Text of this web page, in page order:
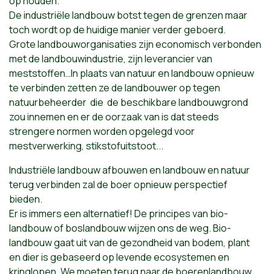
De industriële landbouw botst tegen de grenzen maar
toch wordt op de huidige manier verder geboerd.
Grote landbouworganisaties zijn economisch verbonden
met de landbouwindustrie, zijn leverancier van
meststoffen…In plaats van natuur en landbouw opnieuw
te verbinden zetten ze de landbouwer op tegen
natuurbeheerder die de beschikbare landbouwgrond
zou innemen en er de oorzaak van is dat steeds
strengere normen worden opgelegd voor
mestverwerking, stikstofuitstoot...
Industriële landbouw afbouwen en landbouw en natuur
terug verbinden zal de boer opnieuw perspectief
bieden.
Er is immers een alternatief! De principes van bio-
landbouw of boslandbouw wijzen ons de weg. Bio-
landbouw gaat uit van de gezondheid van bodem, plant
en dier is gebaseerd op levende ecosystemen en
kringlopen. We moeten terug naar de boerenlandbouw.